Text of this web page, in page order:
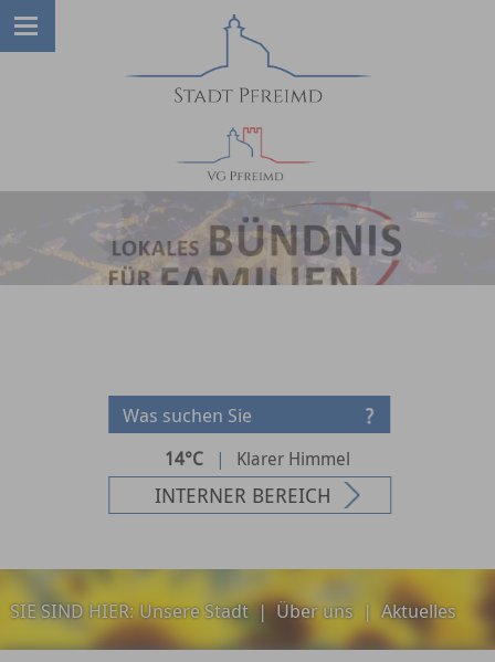
14°C | Klarer Himmel
INTERNER BEREICH
SIE SIND HIER:Unsere Stadt|Über uns| Aktuelles